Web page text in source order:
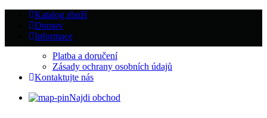
Katalog zboží
Domov
Informace
Platba a doručení
Zásady ochrany osobních údajů
Kontaktujte nás
Najdi obchod